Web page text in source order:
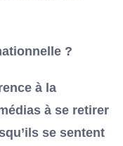
?
à la
à se retirer
se sentent